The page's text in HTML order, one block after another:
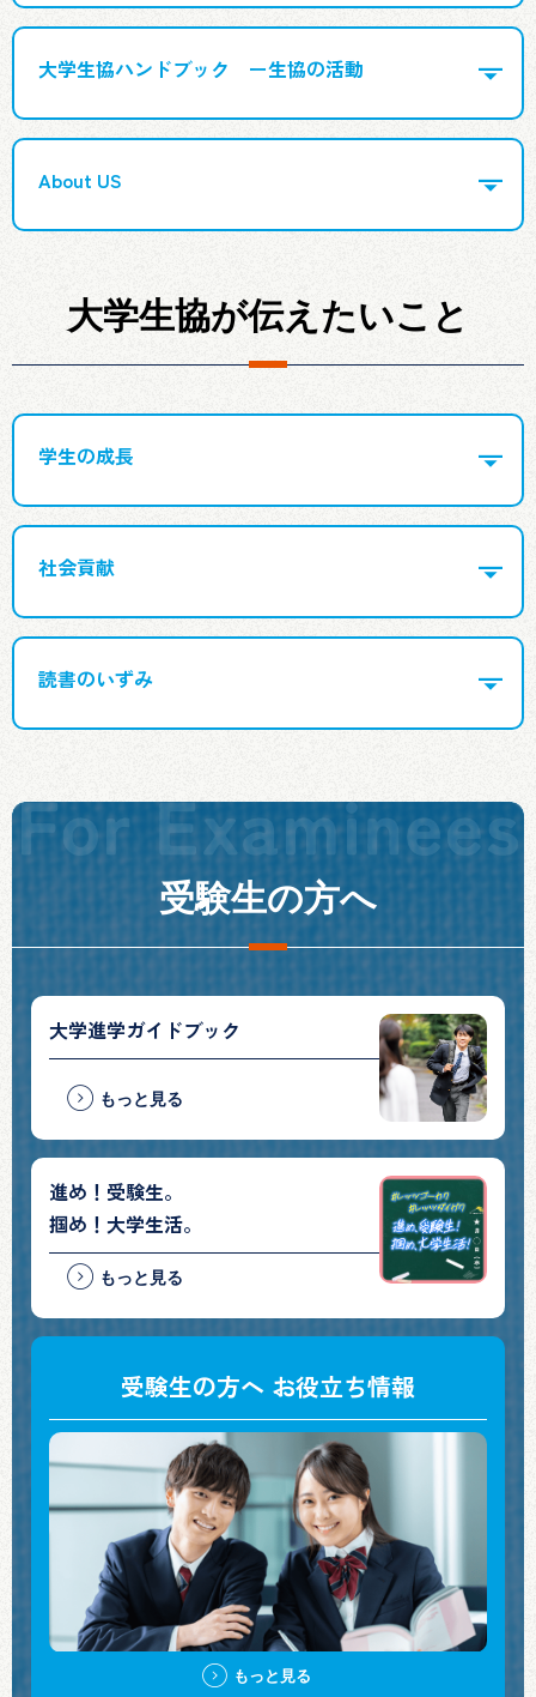
大学生協ハンドブック ー生協の活動
About US
大学生協が伝えたいこと
学生の成長
社会貢献
読書のいずみ
受験生の方へ
大学進学ガイドブック
もっと見る
進め！受験生。
掴め！大学生活。
もっと見る
受験生の方へ お役立ち情報
もっと見る